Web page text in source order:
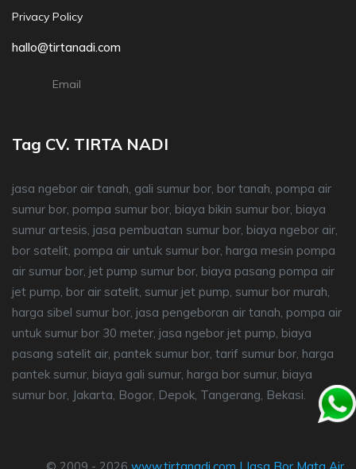
Privacy Policy
hallo@tirtanadi.com
Email
Tag CV. TIRTA NADI
jasa ngebor air tanah, gali sumur bor, bor tanah, pompa air
sumur bor, pompa sumur bor, biaya bikin sumur bor, biaya
sumur artesis, jasa pembuatan sumur bor, biaya ngebor air,
bor satelit, pompa air untuk sumur bor, harga mesin pompa
air sumur bor, jet pump sumur bor, biaya pasang pompa air
jet pump, bor air satelit, sumur jet pump, sumur bor murah,
harga sibel sumur bor, jasa pengeboran air tanah, pompa air
untuk sumur bor 30 meter, jasa ngebor jet pump, biaya
pasang satelit air, pantek sumur bor, tarif sumur bor, harga
pantek sumur, biaya gali sumur, harga bor sumur, biaya
sumur bor, Jakarta, Bogor, Depok, Tangerang, Bekasi.